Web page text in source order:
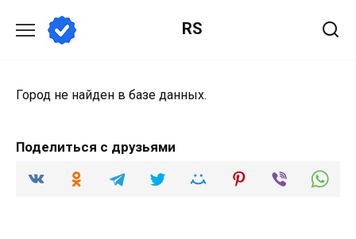
содержанию
RS
Город не найден в базе данных.
Поделиться с друзьями